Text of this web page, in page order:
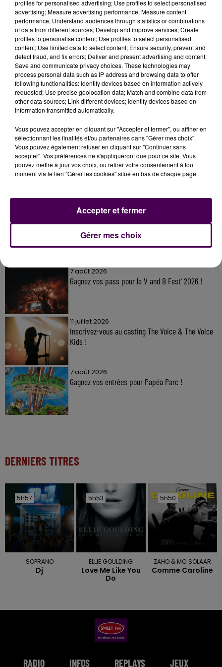
À LA UNE
7 août 2026
Gagnez vos pass pour le V and B Fest' 2026 !
11 juillet 2026
Inscrivez-vous au casting The Voice & The Voice
Kids !
7 août 2026
Gagnez vos entrées pour Papéa Parc !
DERNIERS TITRES
5h57
5h57
SOPRANO
Dj
5h53
5h53
ELLIE GOULDING
Love Me Like You
Do
5h50
5h50
ZAHO & MC SOLAAR
Comme Caroline
RADIO INFOS REPLAYS JEUX
profiles for personalised advertising; Use profiles to select personalised
advertising; Measure advertising performance; Measure content
performance; Understand audiences through statistics or combinations
of data from different sources; Develop and improve services; Create
profiles to personalise content; Use profiles to select personalised
content; Use limited data to select content; Ensure security, prevent and
detect fraud, and fix errors; Deliver and present advertising and content;
Save and communicate privacy choices. These technologies may
process personal data such as IP address and browsing data to offer
following functionalities: Identify devices based on information actively
requested; Use precise geolocation data; Match and combine data from
other data sources; Link different devices; Identify devices based on
information transmitted automatically.
Vous pouvez accepter en cliquant sur "Accepter et fermer", ou affiner en
sélectionnant les finalités et/ou partenaires dans "Gérer mes choix".
Vous pouvez également refuser en cliquant sur "Continuer sans
accepter". Vos préférences ne s'appliqueront que pour ce site. Vous
pouvez mettre à jour vos choix, ou retirer votre consentement à tout
moment via le lien "Gérer les cookies" situé en bas de chaque page.
Gérer mes choix
Accepter et fermer